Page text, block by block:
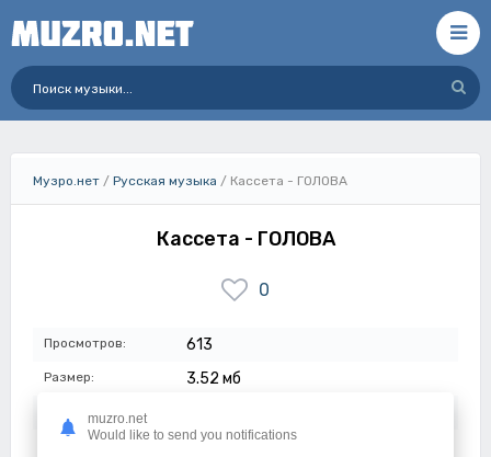
Музро.нет / Русская музыка / Кассета - ГОЛОВА
Кассета - ГОЛОВА
0
Просмотров: 613
Размер: 3.52 мб
320 кбит/с
muzro.net
Would like to send you notifications